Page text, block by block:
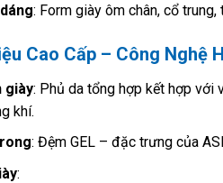
: Form giày ôm chân, cổ
Cao Cấp – Công Nghệ
giày: Phủ da tổng hợp kết hợp
khí.
: Đệm GEL – đặc trưng của
: